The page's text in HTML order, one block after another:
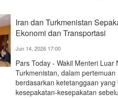
Iran dan Turkmenistan
Ekonomi dan Transportasi
Jun 14, 2026 17:00
Pars Today - Wakil Menteri
Turkmenistan, dalam
berdasarkan ketetanggaan
kesepakatan-kesepakatan